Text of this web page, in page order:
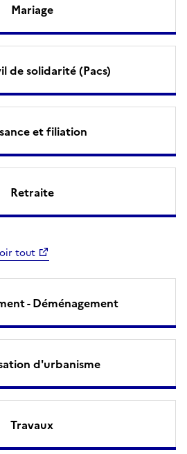
Mariage
de solidarité (Pacs)
et filiation
Retraite
tout
- Déménagement
d'urbanisme
Travaux